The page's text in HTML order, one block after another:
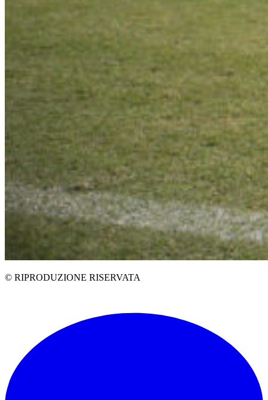
© RIPRODUZIONE RISERVATA